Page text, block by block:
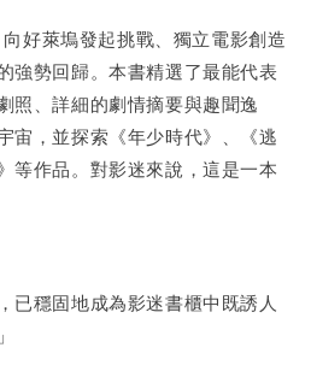
加入購物車
好萊塢發起挑戰、獨立電影創造
強勢回歸。本書精選了最能代表
照、詳細的劇情摘要與趣聞逸
宙，並探索《年少時代》、《逃
等作品。對影迷來說，這是一本
已穩固地成為影迷書櫃中既誘人